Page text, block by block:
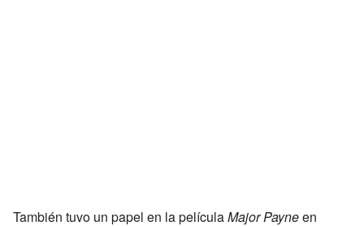
También tuvo un papel en la películaMajor Payneen